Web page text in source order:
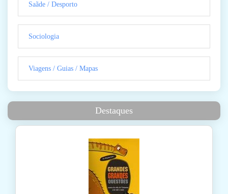
Saãde / Desporto
Sociologia
Viagens / Guias / Mapas
Destaques